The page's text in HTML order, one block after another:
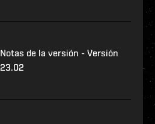
Notas de la versión - Versión
23.02